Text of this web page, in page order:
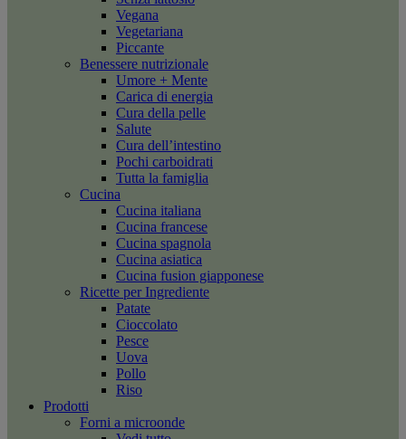
Vegana
Vegetariana
Piccante
Benessere nutrizionale
Umore + Mente
Carica di energia
Cura della pelle
Salute
Cura dell’intestino
Pochi carboidrati
Tutta la famiglia
Cucina
Cucina italiana
Cucina francese
Cucina spagnola
Cucina asiatica
Cucina fusion giapponese
Ricette per Ingrediente
Patate
Cioccolato
Pesce
Uova
Pollo
Riso
Prodotti
Forni a microonde